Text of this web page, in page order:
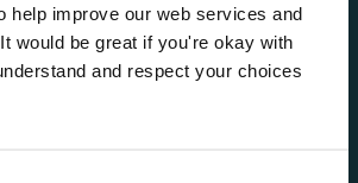
help improve our web services and
would be great if you're okay with
and respect your choices